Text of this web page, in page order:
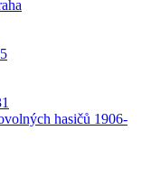
hasičů 1906-